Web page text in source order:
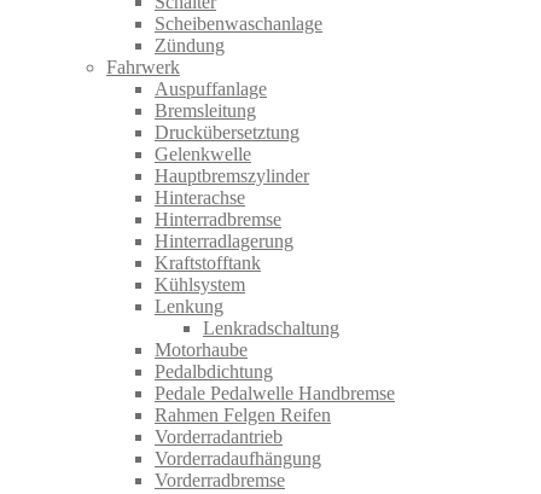
Scheibenwaschanlage
Zündung
Fahrwerk
Auspuffanlage
Bremsleitung
Druckübersetztung
Gelenkwelle
Hauptbremszylinder
Hinterachse
Hinterradbremse
Hinterradlagerung
Kraftstofftank
Kühlsystem
Lenkung
Lenkradschaltung
Motorhaube
Pedalbdichtung
Pedale Pedalwelle Handbremse
Rahmen Felgen Reifen
Vorderradantrieb
Vorderradaufhängung
Vorderradbremse